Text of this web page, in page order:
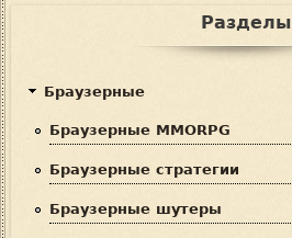
Разделы
Браузерные
Браузерные MMORPG
Браузерные стратегии
Браузерные шутеры